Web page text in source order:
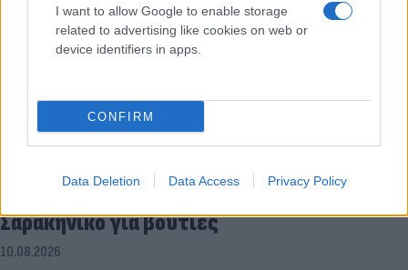
I want to allow Google to enable storage
related to advertising like cookies on web or
device identifiers in apps.
CONFIRM
Data Deletion Data Access Privacy Policy
Στον εισαγγελέα ο πιλότος του
ελικόπτερου που «πάρκαρε» στο
Σαρακήνικο για βουτιές
10.08.2026